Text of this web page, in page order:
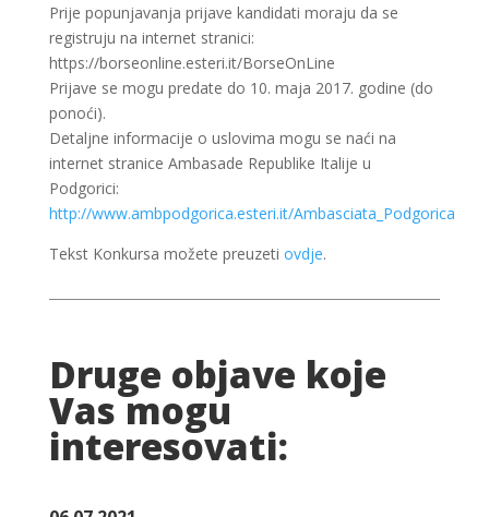
Prije popunjavanja prijave kandidati moraju da se
registruju na internet stranici:
https://borseonline.esteri.it/BorseOnLine
Prijave se mogu predate do 10. maja 2017. godine (do
ponoći).
Detaljne informacije o uslovima mogu se naći na
internet stranice Ambasade Republike Italije u
Podgorici:
http://www.ambpodgorica.esteri.it/Ambasciata_Podgorica
Tekst Konkursa možete preuzeti ovdje.
Druge objave koje
Vas mogu
interesovati: